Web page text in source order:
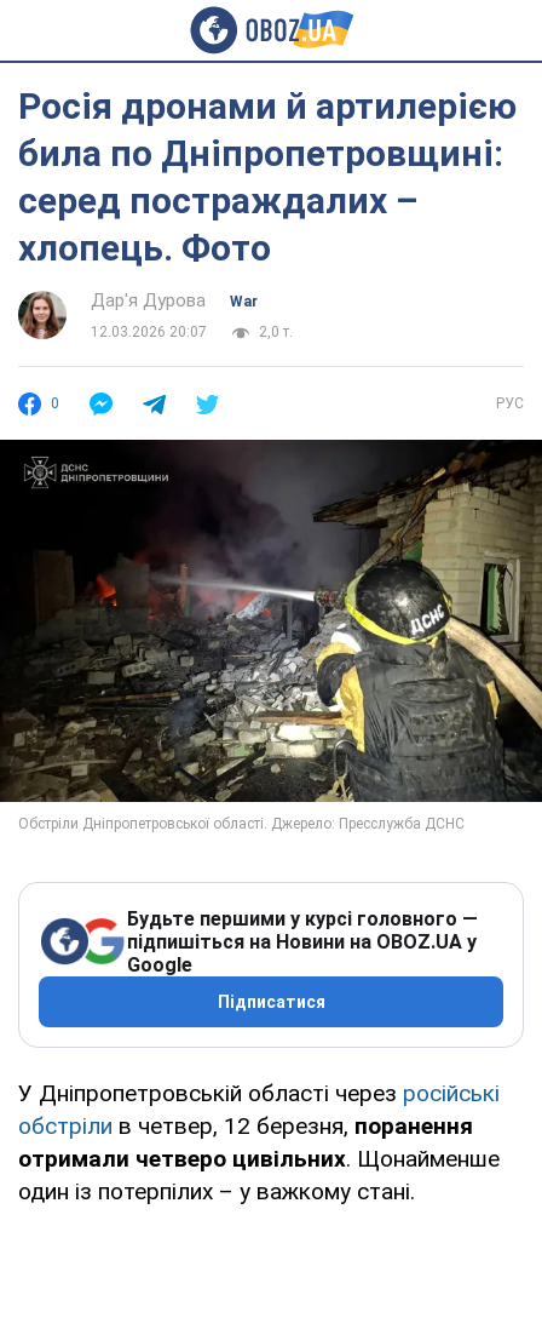
Росія дронами й артилерією
била по Дніпропетровщині:
серед постраждалих –
хлопець. Фото
Дар'я Дурова
War
12.03.2026 20:07
2,0 т.
0 РУС
Будьте першими у курсі головного —
підпишіться на Новини на OBOZ.UA у
Google
Підписатися
У Дніпропетровській області через російські
обстріли в четвер, 12 березня, поранення
отримали четверо цивільних. Щонайменше
один із потерпілих – у важкому стані.